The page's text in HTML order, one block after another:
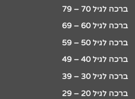
ברכה לגיל 70 – 79
ברכה לגיל 60 – 69
ברכה לגיל 50 – 59
ברכה לגיל 40 – 49
ברכה לגיל 30 – 39
ברכה לגיל 20 – 29